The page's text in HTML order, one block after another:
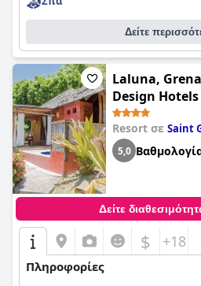
Δείτε
Laluna,
Design Hotels
Resort σε Saint
5,0
Δείτε
$ +18
Πληροφορίες